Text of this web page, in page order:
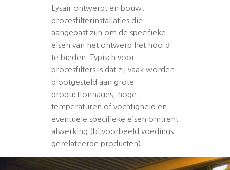
Lysair ontwerpt en bouwt
procesfilterinstallaties die
aangepast zijn om de specifieke
eisen van het ontwerp het hoofd
te bieden. Typisch voor
procesfilters is dat zij vaak worden
blootgesteld aan grote
producttonnages, hoge
temperaturen of vochtigheid en
eventuele specifieke eisen omtrent
afwerking (bijvoorbeeld voedings-
gerelateerde producten).